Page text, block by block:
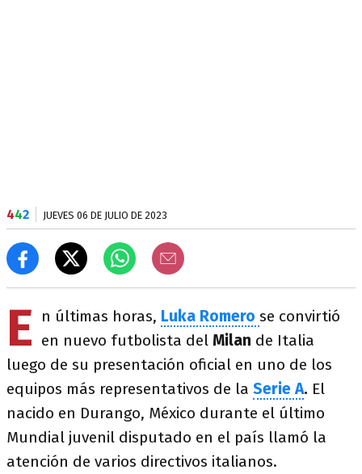
442 JUEVES 06 DE JULIO DE 2023
E n últimas horas, Luka Romero se convirtió
en nuevo futbolista del Milan de Italia
luego de su presentación oficial en uno de los
equipos más representativos de la Serie A. El
nacido en Durango, México durante el último
Mundial juvenil disputado en el país llamó la
atención de varios directivos italianos.